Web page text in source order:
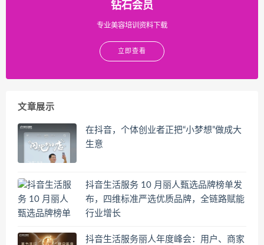
钻石会员
专业美容培训资料下载
立即查看
文章展示
在抖音，个体创业者正把“小梦想”做成大
生意
抖音生活服务 10 月丽人甄选品牌榜单发
布，四维标准严选优质品牌，全链路赋能
行业增长
抖音生活服务丽人年度峰会：用户、商家